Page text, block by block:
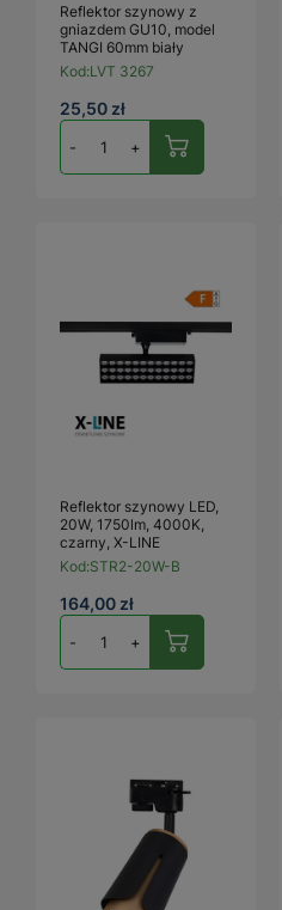
Reflektor szynowy z
gniazdem GU10, model
TANGI 60mm biały
Kod:LVT 3267
25,50 zł
- +
Reflektor szynowy LED,
20W, 1750lm, 4000K,
czarny, X-LINE
Kod:STR2-20W-B
164,00 zł
- +